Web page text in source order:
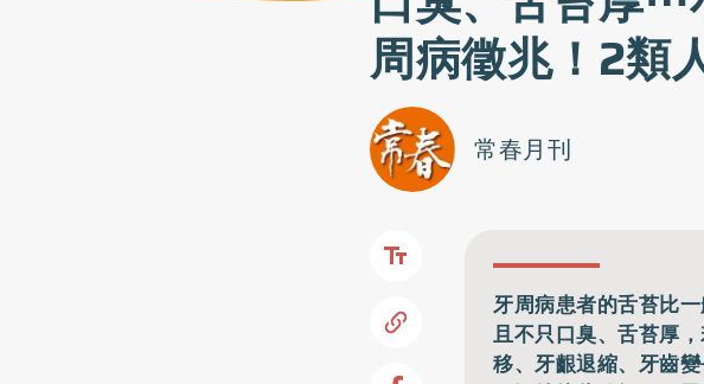
周病徵兆！2類
常春月刊
牙周病患者的舌苔比
且不只口臭、舌苔厚
移、牙齦退縮、牙齒